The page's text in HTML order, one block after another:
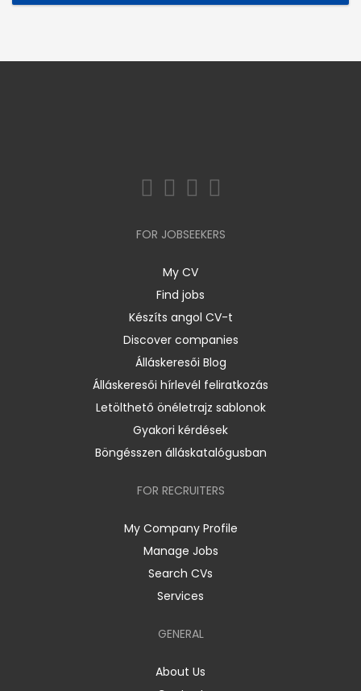
FOR JOBSEEKERS
My CV
Find jobs
Készíts angol CV-t
Discover companies
Álláskeresői Blog
Álláskeresői hírlevél feliratkozás
Letölthető önéletrajz sablonok
Gyakori kérdések
Böngésszen álláskatalógusban
FOR RECRUITERS
My Company Profile
Manage Jobs
Search CVs
Services
GENERAL
About Us